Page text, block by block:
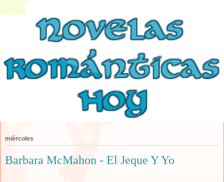
miércoles
Barbara McMahon - El Jeque Y Yo